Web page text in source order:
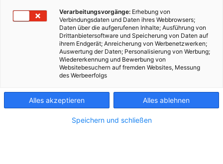
Kontakt
Impressum
Verarbeitungsvorgänge: Erhebung von
Verbindungsdaten und Daten ihres Webbrowsers;
Daten über die aufgerufenen Inhalte; Ausführung von
Drittanbietersoftware und Speicherung von Daten auf
ihrem Endgerät; Anreicherung von Werbenetzwerken;
Auswertung der Daten; Personalisierung von Werbung;
Wiedererkennung und Bewerbung von
Websitebesuchern auf fremden Websites, Messung
des Werbeerfolgs
Alles akzeptieren Alles ablehnen
Speichern und schließen